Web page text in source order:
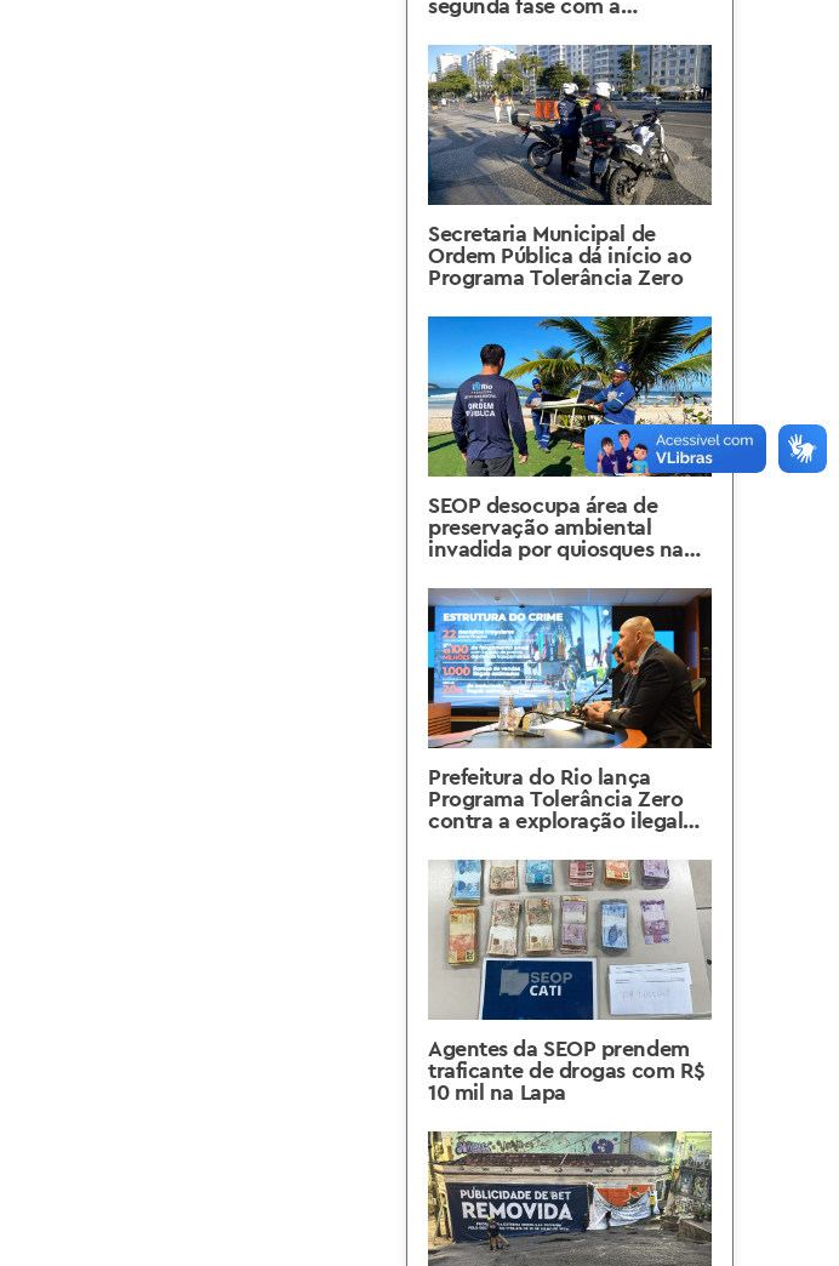
ilegais em Copacabana
Secretaria Municipal de
Ordem Pública dá início ao
Programa Tolerância Zero
SEOP desocupa área de
preservação ambiental
invadida por quiosques na
Prefeitura do Rio lança
Programa Tolerância Zero
contra a exploração ilegal
carioca
Agentes da SEOP prendem
traficante de drogas com R$
10 mil na Lapa